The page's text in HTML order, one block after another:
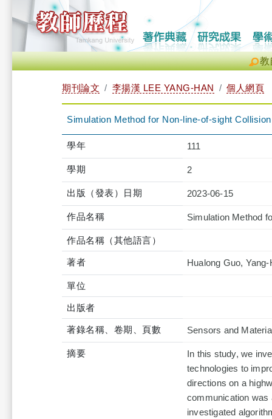
教
期刊論文 李揚漢 LEE YANG-HAN 個人網頁
Simulation Method for Non-line-of-sight
學年 111
學期 2
出版（發表）日期 2023-06-15
作品名稱 Simulation Method
作品名稱（其他語言）
著者 Hualong Guo,
單位
出版者
著錄名稱、卷期、頁數 Sensors and
摘要
In this study, we
technologies to
directions on a
communication was
investigated